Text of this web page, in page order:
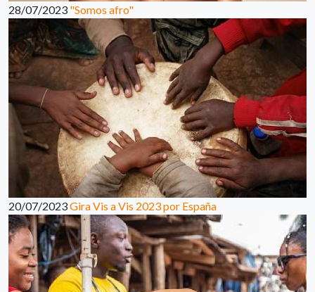
28/07/2023 "Somos afro"
20/07/2023Gira Vis a Vis 2023 por España